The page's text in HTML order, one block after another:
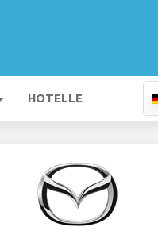
HOTELLE